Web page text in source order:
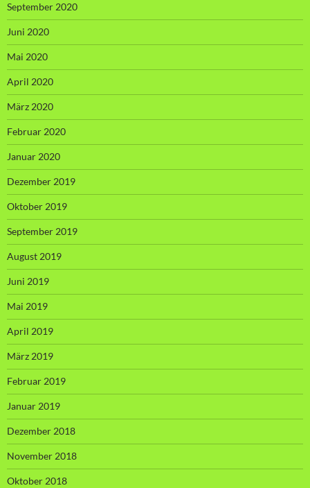
September 2020
Juni 2020
Mai 2020
April 2020
März 2020
Februar 2020
Januar 2020
Dezember 2019
Oktober 2019
September 2019
August 2019
Juni 2019
Mai 2019
April 2019
März 2019
Februar 2019
Januar 2019
Dezember 2018
November 2018
Oktober 2018